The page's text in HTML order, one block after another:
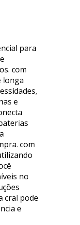
para
com
longa
e
com
no
cral pode
e